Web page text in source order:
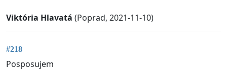
Viktória Hlavatá (Poprad, 2021-11-10)
#218
Posposujem